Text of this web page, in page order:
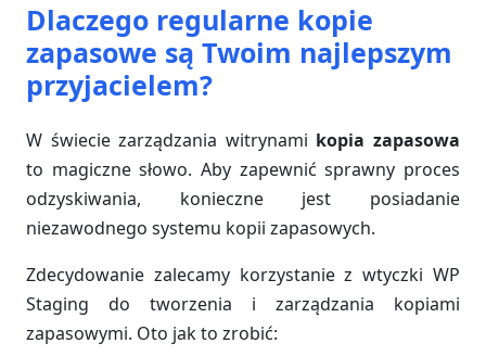
Dlaczego regularne kopie
zapasowe są Twoim najlepszym
przyjacielem?
W świecie zarządzania witrynami kopia zapasowa
to magiczne słowo. Aby zapewnić sprawny proces
odzyskiwania, konieczne jest posiadanie
niezawodnego systemu kopii zapasowych.
Zdecydowanie zalecamy korzystanie z wtyczki WP
Staging do tworzenia i zarządzania kopiami
zapasowymi. Oto jak to zrobić: